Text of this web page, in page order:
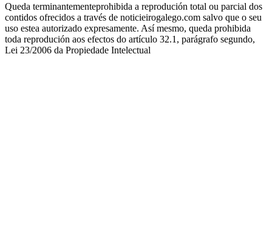
Queda terminantementeprohibida a reprodución total ou parcial dos
contidos ofrecidos a través de noticieirogalego.com salvo que o seu
uso estea autorizado expresamente. Así mesmo, queda prohibida
toda reprodución aos efectos do artículo 32.1, parágrafo segundo,
Lei 23/2006 da Propiedade Intelectual